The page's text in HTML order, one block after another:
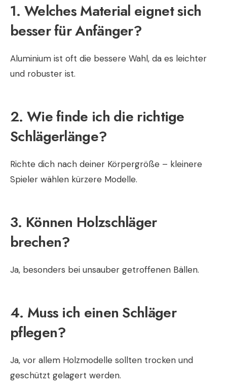
1. Welches Material eignet sich
besser für Anfänger?
Aluminium ist oft die bessere Wahl, da es leichter
und robuster ist.
2. Wie finde ich die richtige
Schlägerlänge?
Richte dich nach deiner Körpergröße – kleinere
Spieler wählen kürzere Modelle.
3. Können Holzschläger
brechen?
Ja, besonders bei unsauber getroffenen Bällen.
4. Muss ich einen Schläger
pflegen?
Ja, vor allem Holzmodelle sollten trocken und
geschützt gelagert werden.